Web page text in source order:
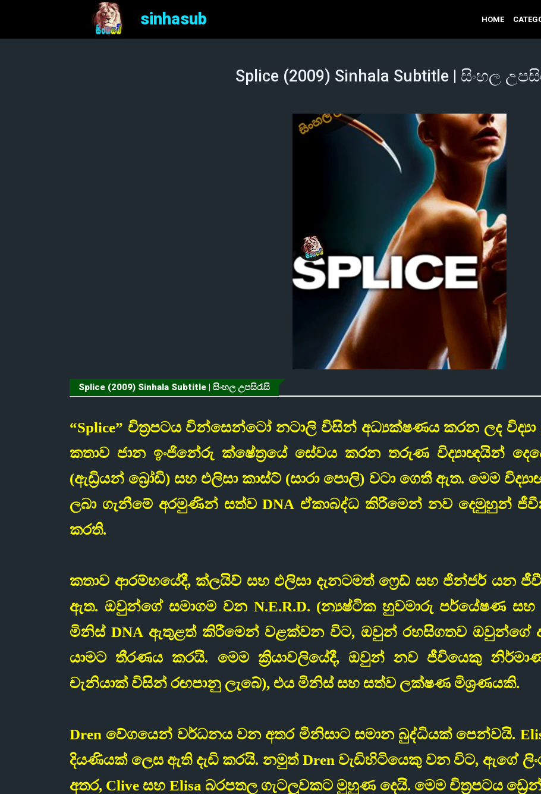
sinhasub HOME
Splice (2009) Sinhala Subtitle | සිංහල
Splice (2009) Sinhala Subtitle | සිංහල උපසිරැසි
“Splice” චිත්‍රපටය වින්සෙන්ටෝ නටාලි විසින් අධ්‍යක්ෂණය කරන ලද විද්‍යා
කතාව ජාන ඉංජිනේරු ක්ෂේත්‍රයේ සේවය කරන තරුණ විද්‍යාඥයින්
(ඇඩ්‍රියන් බ්‍රෝඩි) සහ එලිසා කාස්ට් (සාරා පොලි) වටා ගෙතී ඇත. මෙම
ලබා ගැනීමේ අරමුණින් සත්ව DNA ඒකාබද්ධ කිරීමෙන් නව දෙමුහුන්
කරති.
කතාව ආරම්භයේදී, ක්ලයිව් සහ එලිසා දැනටමත් ෆ්‍රෙඩ් සහ ජින්ජර් යන
ඇත. ඔවුන්ගේ සමාගම වන N.E.R.D. (න්‍යෂ්ටික හුවමාරු පර්යේෂණ සහ
මිනිස් DNA ඇතුළත් කිරීමෙන් වළක්වන විට, ඔවුන් රහසිගතව ඔවුන්ගේ
යාමට තීරණය කරයි. මෙම ක්‍රියාවලියේදී, ඔවුන් නව ජීවියෙකු
චැනියාක් විසින් රඟපානු ලැබේ), එය මිනිස් සහ සත්ව ලක්ෂණ මිශ්‍රණයකි.
Dren වේගයෙන් වර්ධනය වන අතර මිනිසාට සමාන බුද්ධියක් පෙන්වයි.
දියණියක් ලෙස ඇති දැඩි කරයි. නමුත් Dren වැඩිහිටියෙකු වන විට, ඇගේ
අතර, Clive සහ Elisa බරපතල ගැටලුවකට මුහුණ දෙයි. මෙම චිත්‍රපටය